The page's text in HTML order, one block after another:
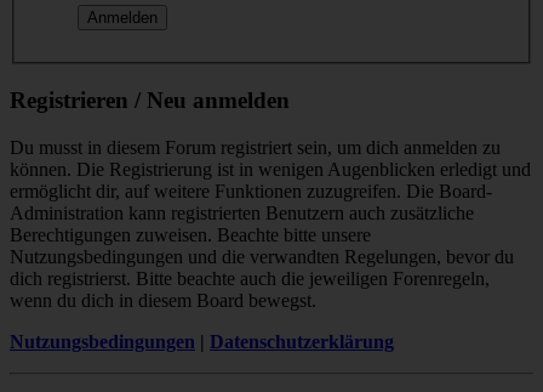
Registrieren / Neu anmelden
Du musst in diesem Forum registriert sein, um dich anmelden zu
können. Die Registrierung ist in wenigen Augenblicken erledigt und
ermöglicht dir, auf weitere Funktionen zuzugreifen. Die Board-
Administration kann registrierten Benutzern auch zusätzliche
Berechtigungen zuweisen. Beachte bitte unsere
Nutzungsbedingungen und die verwandten Regelungen, bevor du
dich registrierst. Bitte beachte auch die jeweiligen Forenregeln,
wenn du dich in diesem Board bewegst.
Nutzungsbedingungen | Datenschutzerklärung